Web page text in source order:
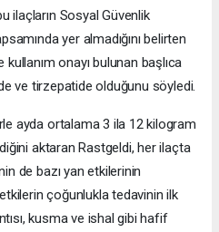
ilaçların Sosyal Güvenlik
yer almadığını belirten
onayı bulunan başlıca
ve tirzepatide olduğunu söyledi.
ayda ortalama 3 ila 12 kilogram
aktaran Rastgeldi, her ilaçta
de bazı yan etkilerinin
çoğunlukla tedavinin ilk
kusma ve ishal gibi hafif